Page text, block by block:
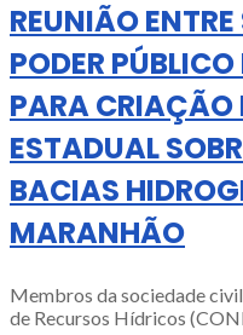
REUNIÃO
PODER
PARA CRIAÇÃO
ESTADUAL
BACIAS
MARANHÃO
Membros da sociedade
de Recursos Hídricos